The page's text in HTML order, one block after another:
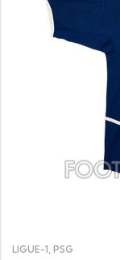
LIGUE-1 , PSG